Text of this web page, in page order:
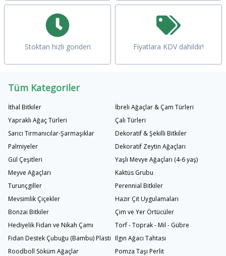
Stoktan hizli gonderi Fiyatlara KDV dahildir!
Tüm Kategoriler
İthal Bitkiler
İbreli Ağaçlar & Çam Türleri
Yapraklı Ağaç Türleri
Çalı Türleri
Sarıcı Tırmanıcılar-Şarmaşıklar
Dekoratif & Şekilli Bitkiler
Palmiyeler
Dekoratif Zeytin Ağaçları
Gül Çeşitleri
Yaşlı Mevye Ağaçları (4-6 yaş)
Meyve Ağaçları
Kaktüs Grubu
Turunçgiller
Perennial Bitkiler
Mevsimlik Çiçekler
Hazır Çit Uygulamaları
Bonzai Bitkiler
Çim ve Yer Örtücüler
Hediyelik Fidan ve Nikah Çamı
Torf - Toprak - Mil - Gübre
Fidan Destek Çubuğu (Bambu) Plastik Bağlama İpi
Ilgın Ağacı Tahtası
Roodboll Söküm Ağaçlar
Pomza Taşı Perlit